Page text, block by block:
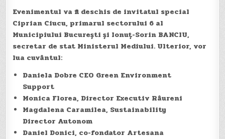
Evenimentul va fi deschis de invitatul special
Ciprian Ciucu, primarul sectorului 6 al
Municipiului București și Ionuţ-Sorin BANCIU,
secretar de stat Ministerul Mediului. Ulterior, vor
lua cuvântul:
Daniela Dobre CEO Green Environment
Support
Monica Florea, Director Executiv Râureni
Magdalena Caramilea, Sustainability
Director Autonom
Daniel Donici, co-fondator Artesana